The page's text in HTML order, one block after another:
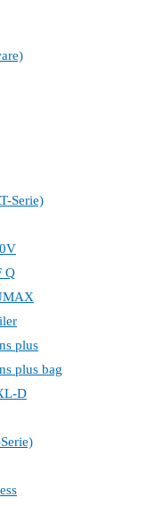
Serie)
Q
plus
plus bag
D